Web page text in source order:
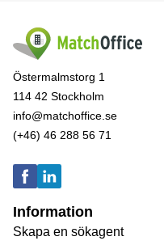
Östermalmstorg 1
114 42 Stockholm
info@matchoffice.se
(+46) 46 288 56 71
Information
Skapa en sökagent